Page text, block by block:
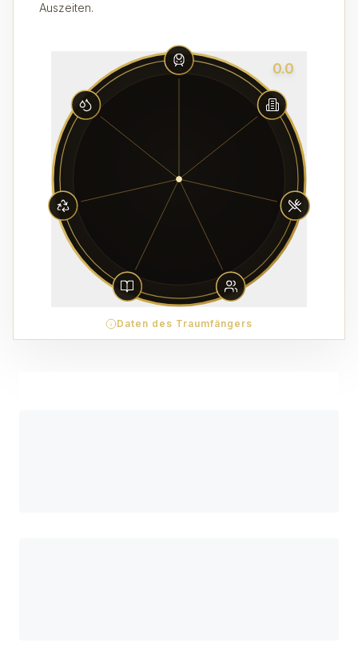
Auszeiten.
0.0
Daten des Traumfängers